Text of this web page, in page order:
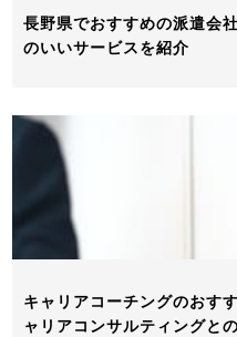
長野県でおすすめの派遣会
のいいサービスを紹介
キャリアコーチングのおす
ャリアコンサルティングと